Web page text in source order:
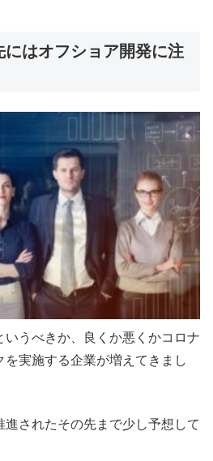
にはオフショア開発に注
いうべきか、良くか悪くかコロナ
実施する企業が増えてきまし
されたその先まで少し予想して